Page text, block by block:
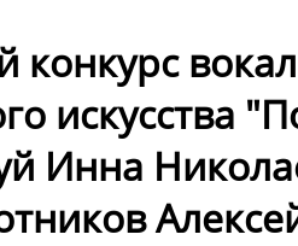
искусства
Инна